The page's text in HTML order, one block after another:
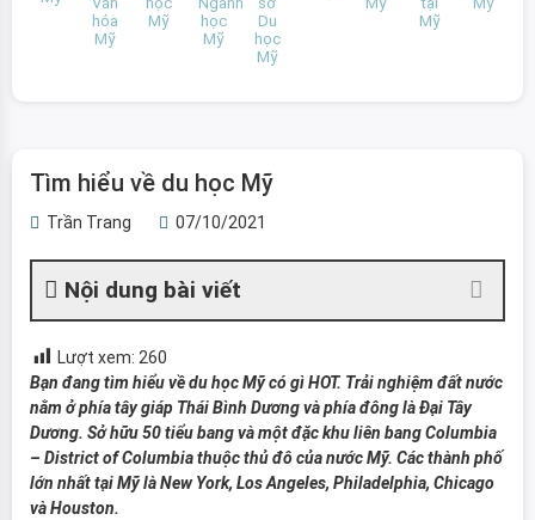
hóa
Mỹ
Mỹ
học
Mỹ
Du
học
Mỹ
Mỹ
Tìm hiểu về du học Mỹ
Trần Trang 07/10/2021
Nội dung bài viết
Lượt xem: 260
Bạn đang tìm hiểu về du học Mỹ có gì HOT. Trải nghiệm đất nước
nằm ở phía tây giáp Thái Bình Dương và phía đông là Đại Tây
Dương. Sở hữu 50 tiểu bang và một đặc khu liên bang Columbia
– District of Columbia thuộc thủ đô của nước Mỹ. Các thành phố
lớn nhất tại Mỹ là New York, Los Angeles, Philadelphia, Chicago
và Houston.